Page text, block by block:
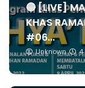
🔴 [LIVE]
KHAS
#06...
Unknown 4